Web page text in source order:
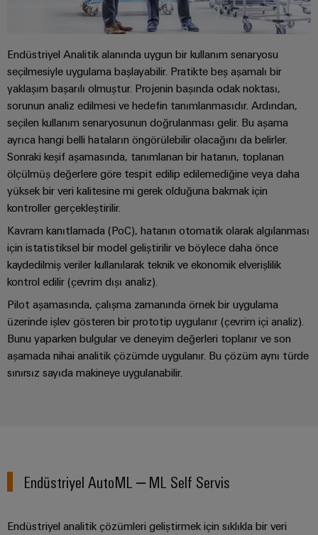
Veri
Merkezi
Veri
merkezleri
için
çözümler
ve
ürünler
-
verimli,
güvenilir,
ölçeklenebilir
&
Aksesuarlar
Aletler
Otomatik
makineler
Yazılım
Markalama
Endüstriyel
yazıcılar
Endüstriyel
aydınlatma
Pano
Altyapısı
hazır
rayları
Endüstriyel Analitik alanında uygun bir kullanım senaryosu
seçilmesiyle uygulama başlayabilir. Pratikte beş aşamalı bir
yaklaşım başarılı olmuştur. Projenin başında odak noktası,
sorunun analiz edilmesi ve hedefin tanımlanmasıdır. Ardından,
seçilen kullanım senaryosunun doğrulanması gelir. Bu aşama
ayrıca hangi belli hataların öngörülebilir olacağını da belirler.
Sonraki keşif aşamasında, tanımlanan bir hatanın, toplanan
ölçülmüş değerlere göre tespit edilip edilemediğine veya daha
yüksek bir veri kalitesine mi gerek olduğuna bakmak için
kontroller gerçekleştirilir.
Kavram kanıtlamada (PoC), hatanın otomatik olarak algılanması
için istatistiksel bir model geliştirilir ve böylece daha önce
kaydedilmiş veriler kullanılarak teknik ve ekonomik elverişlilik
kontrol edilir (çevrim dışı analiz).
Pilot aşamasında, çalışma zamanında örnek bir uygulama
üzerinde işlev gösteren bir prototip uygulanır (çevrim içi analiz).
Bunu yaparken bulgular ve deneyim değerleri toplanır ve son
aşamada nihai analitik çözümde uygulanır. Bu çözüm aynı türde
sınırsız sayıda makineye uygulanabilir.
Endüstriyel AutoML – ML Self Servis
Endüstriyel analitik çözümleri geliştirmek için sıklıkla bir veri